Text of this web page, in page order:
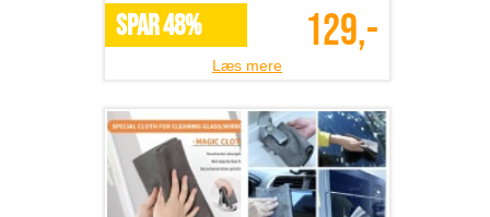
SPAR 48% 129,-
Læs mere